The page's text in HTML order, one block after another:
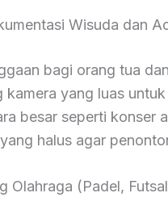
Wisuda dan
bagi orang tua
yang luas
besar seperti konser
halus agar
Olahraga (Padel,